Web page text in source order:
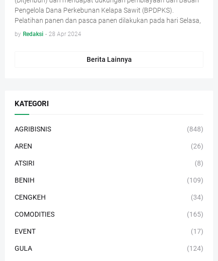
Pengelola Dana Perkebunan Kelapa Sawit (BPDPKS).
Pelatihan panen dan pasca panen dilakukan pada hari Selasa,
by Redaksi - 28 Apr 2024
Berita Lainnya
KATEGORI
AGRIBISNIS (848)
AREN (26)
ATSIRI (8)
BENIH (109)
CENGKEH (34)
COMODITIES (165)
EVENT (17)
GULA (124)